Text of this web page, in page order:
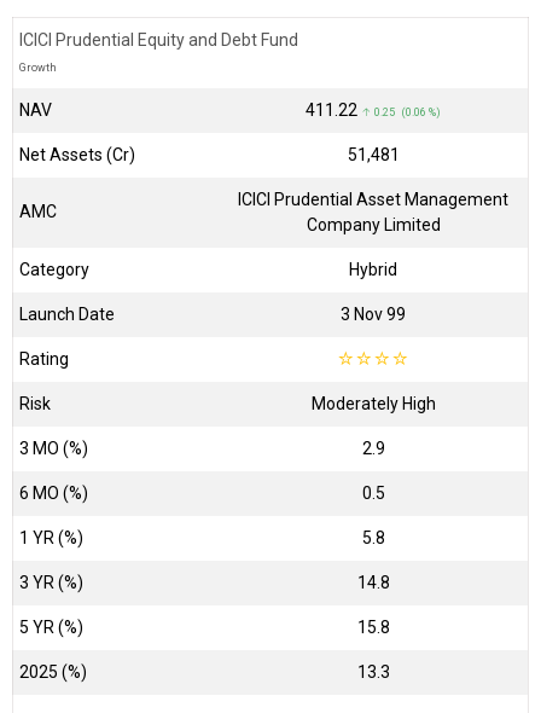
ICICI Prudential Equity and Debt Fund
Growth
NAV ₹411.22 ↑ 0.25 (0.06 %)
Net Assets (Cr) ₹51,481
AMC
ICICI Prudential Asset Management
Company Limited
Category Hybrid
Launch Date 3 Nov 99
Rating ☆☆☆☆
Risk Moderately High
3 MO (%) 2.9
6 MO (%) 0.5
1 YR (%) 5.8
3 YR (%) 14.8
5 YR (%) 15.8
2025 (%) 13.3